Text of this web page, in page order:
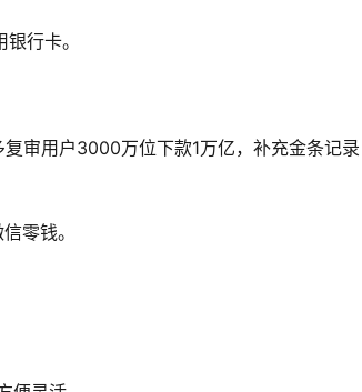
行卡。
审用户3000万位下款1万亿，补充金条记录
零钱。